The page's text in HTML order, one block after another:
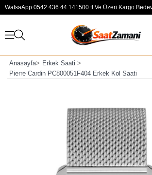
WatsaApp 0542 436 44 141500 tl Ve Üzeri Kargo
Anasayfa> Erkek Saati >
Pierre Cardin PC800051F404 Erkek Kol Saati